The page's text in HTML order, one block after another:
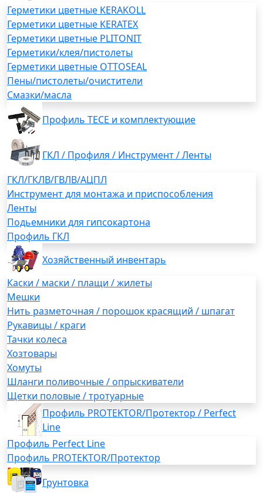
Герметики цветные KERAKOLL
Герметики цветные KERATEX
Герметики цветные PLITONIT
Герметики/клея/пистолеты
Герметики цветные OTTOSEAL
Пены/пистолеты/очистители
Смазки/масла
Профиль TECE и комплектующие
ГКЛ / Профиля / Инструмент / Ленты
ГКЛ/ГКЛВ/ГВЛВ/АЦПЛ
Инструмент для монтажа и приспособления
Ленты
Подьемники для гипсокартона
Профиль ГКЛ
Хозяйственный инвентарь
Каски / маски / плащи / жилеты
Мешки
Нить разметочная / порошок красящий / шпагат
Рукавицы / краги
Тачки колеса
Хозтовары
Хомуты
Шланги поливочные / опрыскиватели
Щетки половые / тротуарные
Профиль PROTEKTOR/Протектор / Perfect
Line
Профиль Perfect Line
Профиль PROTEKTOR/Протектор
Грунтовка